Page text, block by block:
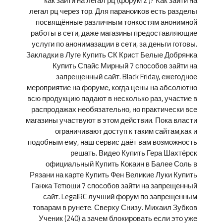
легал рц через тор. Для параноиков есть разделы
посвящённые различным тонкостям анонимной
работы в сети, даже магазины предоставляющие
услуги по анонимазации в сети, за деньги готовы.
Закладки в Луге Купить СК Крист Белые Добрянка
Купить Спайс Мирный 7 способов зайти на
запрещенный сайт. Black Friday, ежегодное
мероприятие на форуме, когда цены на абсолютно
всю продукцию падают в несколько раз, участие в
распродажах необязательно, но практически все
магазины участвуют в этом действии. Пока власти
ограничивают доступ к таким сайтам,как и
подобным ему, наш сервис даёт вам возможность
решать. Видео Купить Гера Шахтёрск
официальный Купить Кокаин в Балее Соль в
Рязани на карте Купить Фен Великие Луки Купить
Ганжа Тетюши 7 способов зайти на запрещенный
сайт. LegalRC лучший форум по запрещенным
товарам в рунете. Сверху Снизу. Михаил Зубков
Ученик (240) а зачем блокировать если это уже